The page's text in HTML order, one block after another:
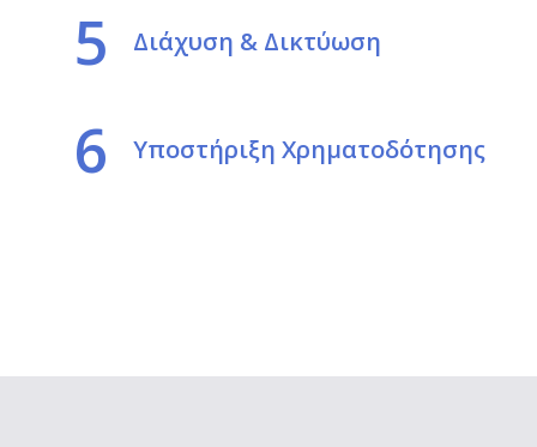
5 Διάχυση & Δικτύωση
6 Υποστήριξη Χρηματοδότησης